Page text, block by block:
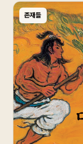
존재들